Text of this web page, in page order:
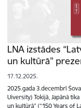
LNA izstādes
un kultūrā”
17.12.2025.
2025.gada 3.decembrī
Uiversity) Tokijā, Japānā
un kultūrā” (“150 Years of